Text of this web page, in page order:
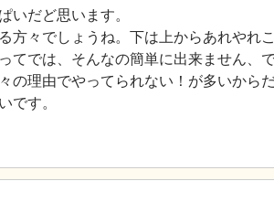
いだど思います。
方々でしょうね。下は上からあれやれ
てでは、そんなの簡単に出来ません、で
の理由でやってられない！が多いからだ
です。